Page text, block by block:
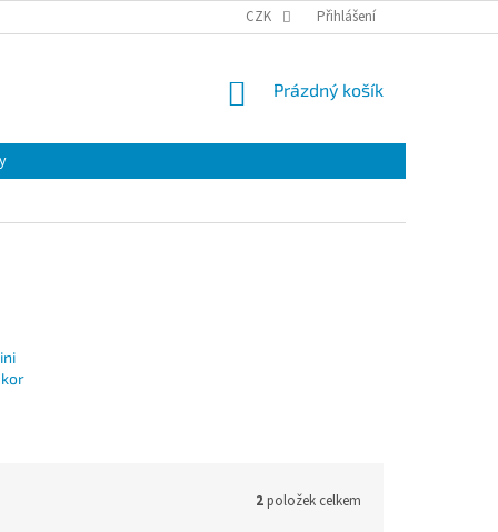
CZK Přihlášení
NÁKUPNÍ
Prázdný košík
2položek celkem